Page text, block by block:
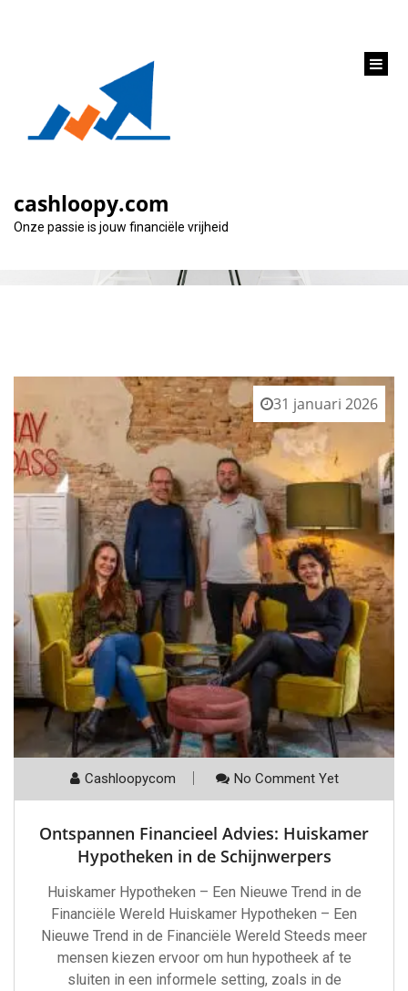
cashloopy.com
Onze passie is jouw financiële vrijheid
Maand:
31 januari 2026
Cashloopycom No Comment Yet
Ontspannen Financieel Advies: Huiskamer
Hypotheken in de Schijnwerpers
Huiskamer Hypotheken – Een Nieuwe Trend in de
Financiële Wereld Huiskamer Hypotheken – Een
Nieuwe Trend in de Financiële Wereld Steeds meer
mensen kiezen ervoor om hun hypotheek af te
sluiten in een informele setting, zoals in de